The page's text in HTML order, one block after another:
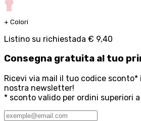
+ Colori
Listino su richiestada € 9,40
Consegna gratuita al tuo
Ricevi via mail il tuo codice
nostra newsletter!
* sconto valido per ordini superiori